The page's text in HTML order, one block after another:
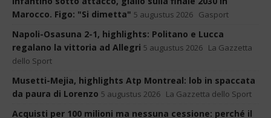
Marocco. Figo: "Si dimetta" 5 augustus 2026 Gasport
Napoli-Osasuna 2-1, highlights: Politano e Lucca
regalano la vittoria ad Allegri 5 augustus 2026 La Gazzetta
dello Sport
Musetti-Mejia, highlights Atp Montreal: lob in spaccata
da paura di Lorenzo 5 augustus 2026 La Gazzetta dello Sport
Acquisti per 100 milioni ma nessuna cessione: perché il